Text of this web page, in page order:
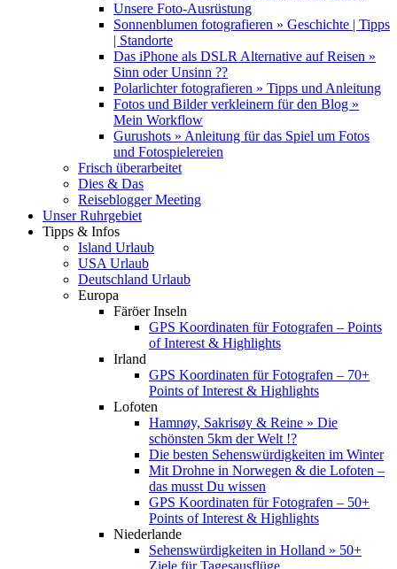
Unsere Foto-Ausrüstung
Sonnenblumen fotografieren » Geschichte | Tipps
| Standorte
Das iPhone als DSLR Alternative auf Reisen »
Sinn oder Unsinn ??
Polarlichter fotografieren » Tipps und Anleitung
Fotos und Bilder verkleinern für den Blog »
Mein Workflow
Gurushots » Anleitung für das Spiel um Fotos
und Fotospielereien
Frisch überarbeitet
Dies & Das
Reiseblogger Meeting
Unser Ruhrgebiet
Tipps & Infos
Island Urlaub
USA Urlaub
Deutschland Urlaub
Europa
Färöer Inseln
GPS Koordinaten für Fotografen – Points
of Interest & Highlights
Irland
GPS Koordinaten für Fotografen – 70+
Points of Interest & Highlights
Lofoten
Hamnøy, Sakrisøy & Reine » Die
schönsten 5km der Welt !?
Die besten Sehenswürdigkeiten im Winter
Mit Drohne in Norwegen & die Lofoten –
das musst Du wissen
GPS Koordinaten für Fotografen – 50+
Points of Interest & Highlights
Niederlande
Sehenswürdigkeiten in Holland » 50+
Ziele für Tagesausflüge